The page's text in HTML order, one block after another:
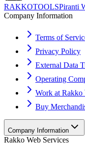
RAKKOTOOLSPiranti
Company Information
Terms of
Privacy Policy
External Data
Operating
Work at Rakko
Buy
Company Information
Rakko Web Services